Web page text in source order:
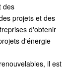
des
projets et des
d'obtenir
d'énergie
il est